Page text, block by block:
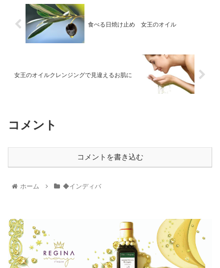
食べる日焼け止め 女王のオイル
女王のオイルクレンジングで見違えるお肌に
コメント
コメントを書き込む
ホーム ◆インディバ